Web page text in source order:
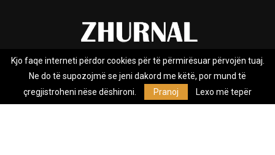
Rreth nesh Impresumi Marketing
Privacy Policy
Zhurnal.mk është Agjenci e Lajmeve e pavarur, e themeluar në vitin
Kjo faqe interneti përdor cookies për të përmirësuar përvojën tuaj.
Ne do të supozojmë se jeni dakord me këtë, por mund të
çregjistroheni nëse dëshironi.
Pranoj Lexo më tepër